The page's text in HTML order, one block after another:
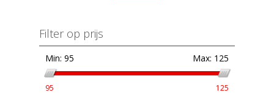
Filter op prijs
Min: 95 Max: 125
95 125